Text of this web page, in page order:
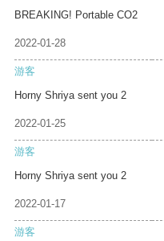
BREAKING! Portable CO2
2022-01-28
游客
Horny Shriya sent you 2
2022-01-25
游客
Horny Shriya sent you 2
2022-01-17
游客